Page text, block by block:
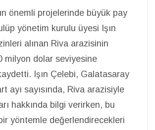
önemli projelerinde büyük pay
yönetim kurulu üyesi Işın
alınan Riva arazisinin
milyon dolar seviyesine
Işın Çelebi, Galatasaray
ayı sayısında, Riva arazisiyle
hakkında bilgi verirken, bu
yöntemle değerlendirecekleri